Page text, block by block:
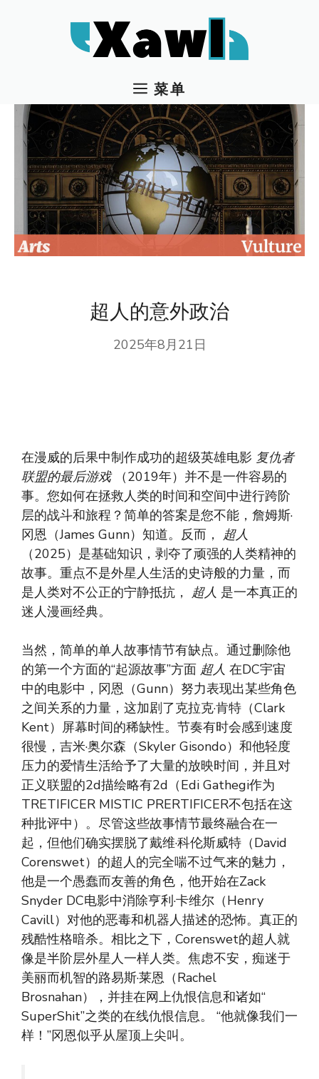
菜单
超人的意外政治
2025年8月21日
在漫威的后果中制作成功的超级英雄电影 复仇者
联盟的最后游戏（2019年）并不是一件容易的
事。您如何在拯救人类的时间和空间中进行跨阶
层的战斗和旅程？简单的答案是您不能，詹姆斯·
冈恩（James Gunn）知道。反而， 超人
（2025）是基础知识，剥夺了顽强的人类精神的
故事。重点不是外星人生活的史诗般的力量，而
是人类对不公正的宁静抵抗， 超人 是一本真正的
迷人漫画经典。
当然，简单的单人故事情节有缺点。通过删除他
的第一个方面的“起源故事”方面 超人 在DC宇宙
中的电影中，冈恩（Gunn）努力表现出某些角色
之间关系的力量，这加剧了克拉克·肯特（Clark
Kent）屏幕时间的稀缺性。节奏有时会感到速度
很慢，吉米·奥尔森（Skyler Gisondo）和他轻度
压力的爱情生活给予了大量的放映时间，并且对
正义联盟的2d描绘略有2d（Edi Gathegi作为
TRETIFICER MISTIC PRERTIFICER不包括在这
种批评中）。尽管这些故事情节最终融合在一
起，但他们确实摆脱了戴维·科伦斯威特（David
Corenswet）的超人的完全喘不过气来的魅力，
他是一个愚蠢而友善的角色，他开始在Zack
Snyder DC电影中消除亨利·卡维尔（Henry
Cavill）对他的恶毒和机器人描述的恐怖。真正的
残酷性格暗杀。相比之下，Corenswet的超人就
像是半阶层外星人一样人类。焦虑不安，痴迷于
美丽而机智的路易斯·莱恩（Rachel
Brosnahan），并挂在网上仇恨信息和诸如“
SuperShit”之类的在线仇恨信息。 “他就像我们一
样！”冈恩似乎从屋顶上尖叫。